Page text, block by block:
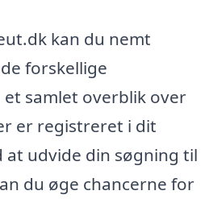
kan du nemt
forskellige
samlet overblik over
er registreret i dit
at udvide din søgning til
du øge chancerne for